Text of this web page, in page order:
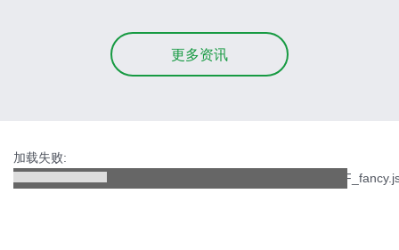
更多资讯
加载失败:
http://hzpgexpo.com/template/default/js/myfocus/pattern/